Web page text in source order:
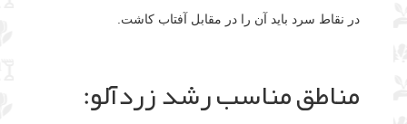
در نقاط سرد باید آن را در مقابل آفتاب کاشت.
مناطق مناسب رشد زردآلو: